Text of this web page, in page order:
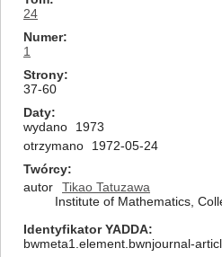
24
Numer
1
Strony
37-60
Daty
wydano
1973
otrzymano
1972-05-24
Twórcy
autor
Tikao Tatuzawa
Institute of Mathematics,
Identyfikator YADDA
bwmeta1.element.bwnjournal-